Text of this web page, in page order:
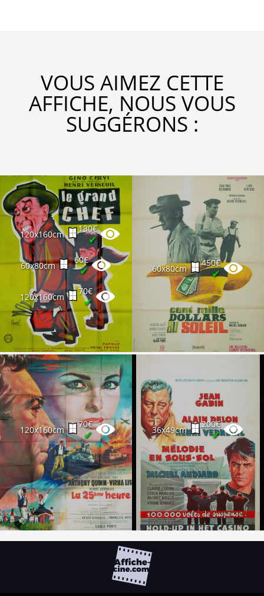
VOUS AIMEZ CETTE
AFFICHE, NOUS VOUS
SUGGÉRONS :
120x160cm
130€
✔
60x80cm
60€
✔
120x160cm
70€
✔
60x80cm
450€
✔
120x160cm
70€
✔ 36x49cm
200€
✔